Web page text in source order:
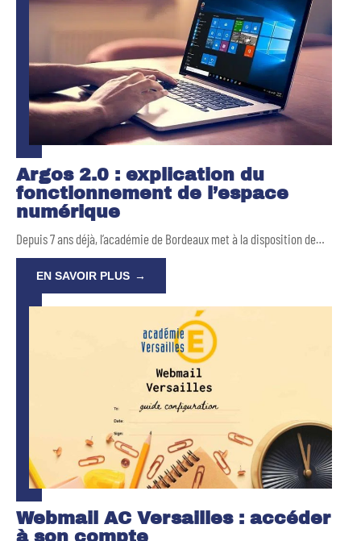
Argos 2.0 : explication du
fonctionnement de l’espace
numérique
Depuis 7 ans déjà, l’académie de Bordeaux met à la disposition de…
EN SAVOIR PLUS
Webmail AC Versailles : accéder
à son compte